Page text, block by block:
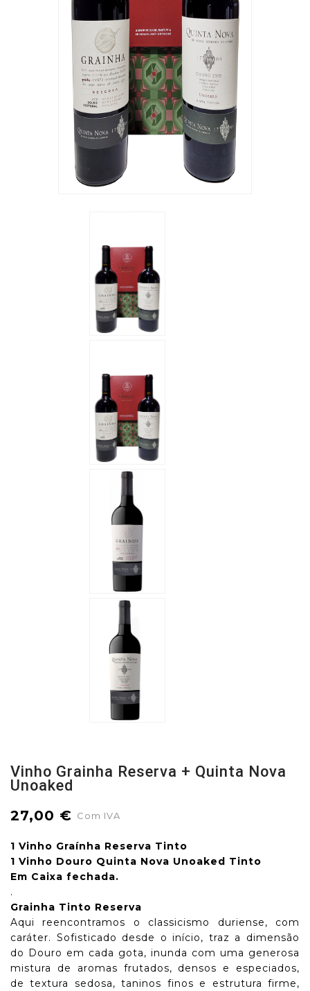
Vinho Grainha Reserva + Quinta Nova
Unoaked
27,00 € Com IVA
1 Vinho Graínha Reserva Tinto
1 Vinho Douro Quinta Nova Unoaked Tinto
Em Caixa fechada.
.
Grainha Tinto Reserva
Aqui reencontramos o classicismo duriense, com
caráter. Sofisticado desde o início, traz a dimensão
do Douro em cada gota, inunda com uma generosa
mistura de aromas frutados, densos e especiados,
de textura sedosa, taninos finos e estrutura firme,